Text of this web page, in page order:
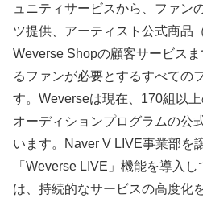
ュニティサービスから、ファン
ツ提供、アーティスト公式商品
Weverse Shopの顧客サービス
るファンが必要とするすべての
す。Weverseは現在、170組以
オーディションプログラムの公
います。Naver V LIVE事業部を
「Weverse LIVE」機能を導入
は、持続的なサービスの高度化